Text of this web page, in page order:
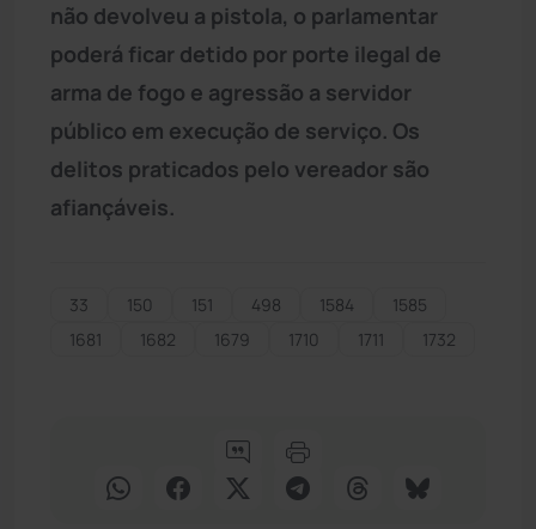
não devolveu a pistola, o parlamentar
poderá ficar detido por porte ilegal de
arma de fogo e agressão a servidor
público em execução de serviço. Os
delitos praticados pelo vereador são
afiançáveis.
33 150 151 498 1584
1585
1681
1682 1679 1710 1711 1732